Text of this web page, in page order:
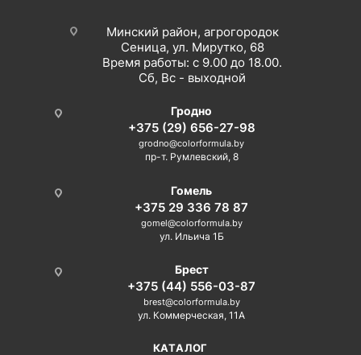
Минский район, агрогородок
Сеница, ул. Мирутко, 68
Время работы: с 9.00 до 18.00.
Сб, Вс - выходной
Гродно
+375 (29) 656-27-98
grodno@colorformula.by
пр-т. Румлевский, 8
Гомель
+375 29 336 78 87
gomel@colorformula.by
ул. Ильича 1Б
Брест
+375 (44) 556-03-87
brest@colorformula.by
ул. Коммерческая, 11А
КАТАЛОГ